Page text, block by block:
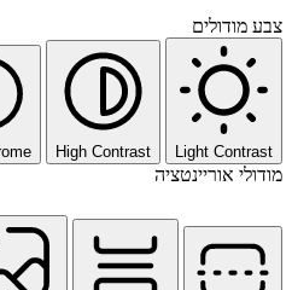
צבע מודולים
Light Contrast
High Contrast
מודולי אוריינטציה